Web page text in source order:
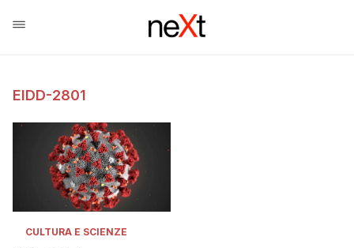
EIDD-2801
CULTURA E SCIENZE